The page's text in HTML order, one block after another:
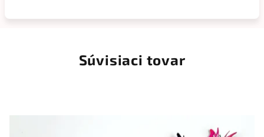
Súvisiaci tovar